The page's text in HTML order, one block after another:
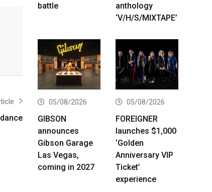
battle
anthology
‘V/H/S/MIXTAPE’
05/08/2026
GIBSON
announces
Gibson Garage
Las Vegas,
coming in 2027
05/08/2026
FOREIGNER
launches $1,000
‘Golden
Anniversary VIP
Ticket’
experience